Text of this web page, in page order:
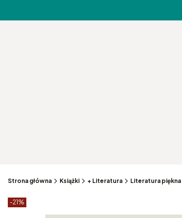
Strona główna Książki + Literatura Literatura piękna
Etykiety produktu
-21%